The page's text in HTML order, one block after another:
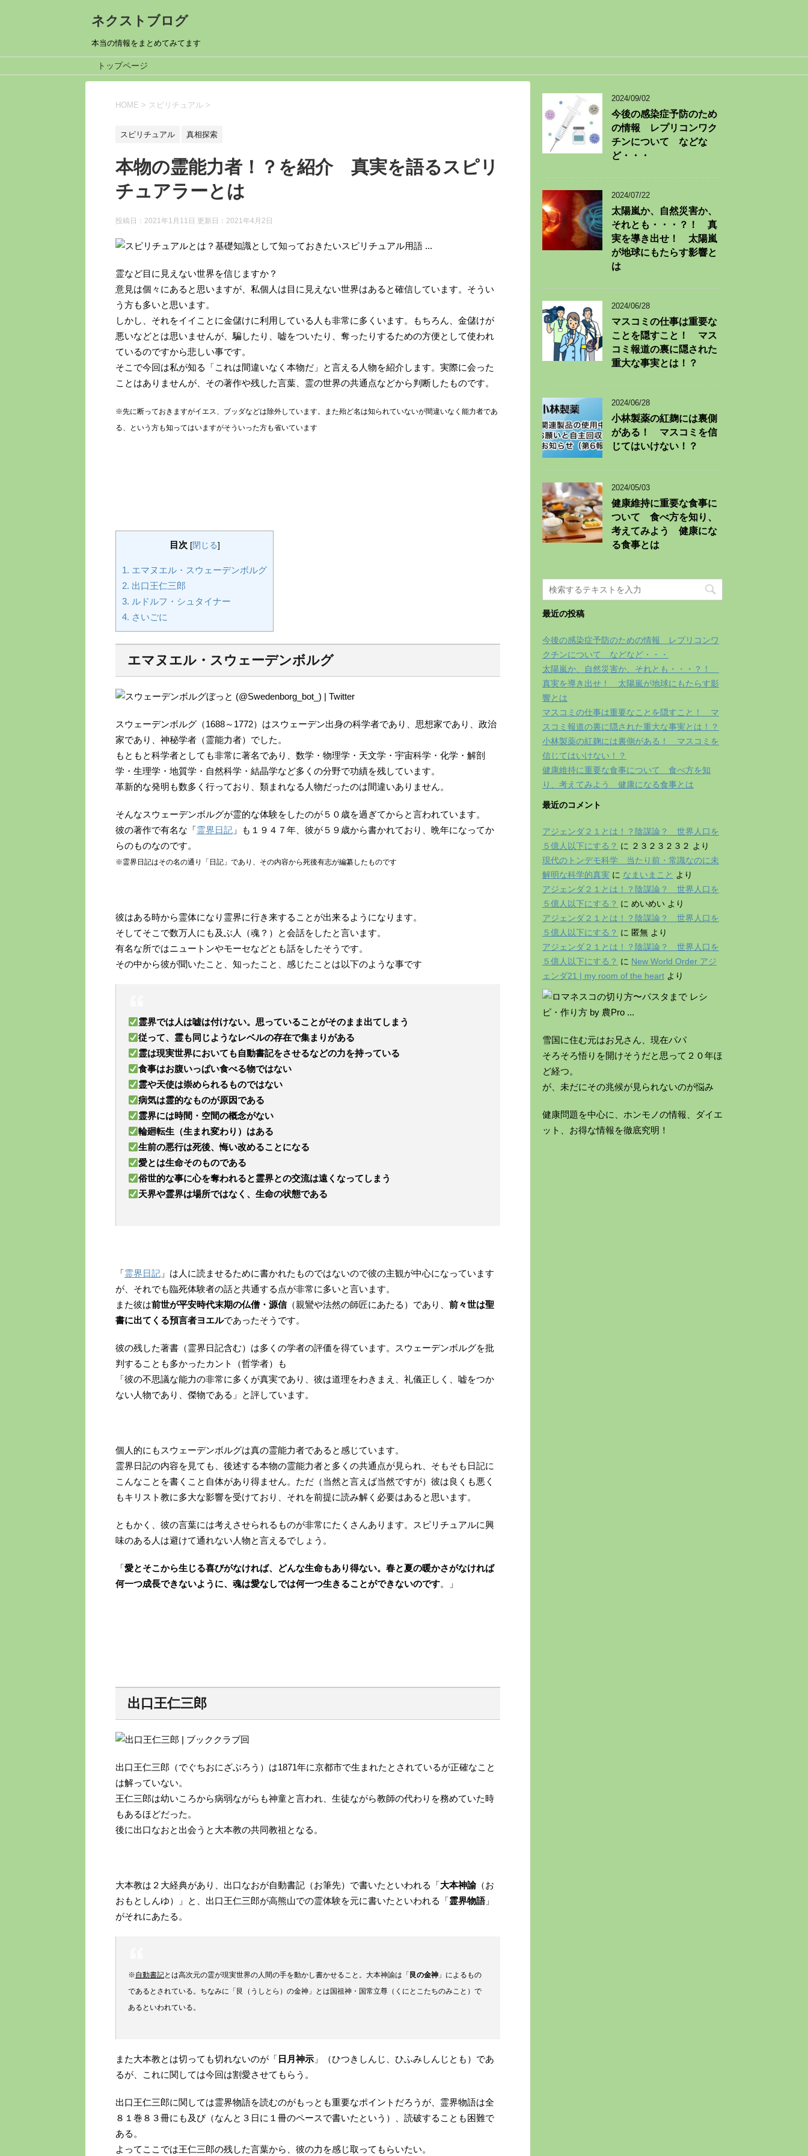
ネクストブログ
本当の情報をまとめてみてます
トップページ
HOME > スピリチュアル >
スピリチュアル 真相探索
本物の霊能力者！？を紹介 真実を語るスピリ
チュアラーとは
投稿日：2021年1月11日 更新日： 2021年4月2日
霊など目に見えない世界を信じますか？
意見は個々にあると思いますが、私個人は目に見えない世界はあると確信しています。そうい
う方も多いと思います。
しかし、それをイイことに金儲けに利用している人も非常に多くいます。もちろん、金儲けが
悪いなどとは思いませんが、騙したり、嘘をついたり、奪ったりするための方便として使われ
ているのですから悲しい事です。
そこで今回は私が知る「これは間違いなく本物だ」と言える人物を紹介します。実際に会った
ことはありませんが、その著作や残した言葉、霊の世界の共通点などから判断したものです。
※先に断っておきますがイエス、ブッダなどは除外しています。また殆ど名は知られていないが間違いなく能力者であ
る、という方も知ってはいますがそういった方も省いています
目次 [閉じる]
1. エマヌエル・スウェーデンボルグ
2. 出口王仁三郎
3. ルドルフ・シュタイナー
4. さいごに
エマヌエル・スウェーデンボルグ
スウェーデンボルグ（1688～1772）はスウェーデン出身の科学者であり、思想家であり、政治
家であり、神秘学者（霊能力者）でした。
もともと科学者としても非常に著名であり、数学・物理学・天文学・宇宙科学・化学・解剖
学・生理学・地質学・自然科学・結晶学など多くの分野で功績を残しています。
革新的な発明も数多く行っており、類まれなる人物だったのは間違いありません。
そんなスウェーデンボルグが霊的な体験をしたのが５０歳を過ぎてからと言われています。
彼の著作で有名な「霊界日記 」も１９４７年、彼が５９歳から書かれており、晩年になってか
らのものなのです。
※霊界日記はその名の通り「日記」であり、その内容から死後有志が編纂したものです
彼はある時から霊体になり霊界に行き来することが出来るようになります。
そしてそこで数万人にも及ぶ人（魂？）と会話をしたと言います。
有名な所ではニュートンやモーセなどとも話をしたそうです。
その中から彼が聞いたこと、知ったこと、感じたことは以下のような事です
霊界では人は嘘は付けない。思っていることがそのまま出てしまう
従って、霊も同じようなレベルの存在で集まりがある
霊は現実世界においても自動書記をさせるなどの力を持っている
食事はお腹いっぱい食べる物ではない
霊や天使は崇められるものではない
病気は霊的なものが原因である
霊界には時間・空間の概念がない
輪廻転生（生まれ変わり）はある
生前の悪行は死後、悔い改めることになる
愛とは生命そのものである
俗世的な事に心を奪われると霊界との交流は遠くなってしまう
天界や霊界は場所ではなく、生命の状態である
「霊界日記 」は人に読ませるために書かれたものではないので彼の主観が中心になっています
が、それでも臨死体験者の話と共通する点が非常に多いと言います。
また彼は前世が平安時代末期の仏僧・源信（親鸞や法然の師匠にあたる）であり、 前々世は聖
書に出てくる預言者ヨエルであったそうです。
彼の残した著書（霊界日記含む）は多くの学者の評価を得ています。スウェーデンボルグを批
判することも多かったカント（哲学者）も
「彼の不思議な能力の非常に多くが真実であり、彼は道理をわきまえ、礼儀正しく、嘘をつか
ない人物であり、傑物である」と評しています。
個人的にもスウェーデンボルグは真の霊能力者であると感じています。
霊界日記の内容を見ても、後述する本物の霊能力者と多くの共通点が見られ、そもそも日記に
こんなことを書くこと自体があり得ません。ただ（当然と言えば当然ですが）彼は良くも悪く
もキリスト教に多大な影響を受けており、それを前提に読み解く必要はあると思います。
ともかく、彼の言葉には考えさせられるものが非常にたくさんあります。スピリチュアルに興
味のある人は避けて通れない人物と言えるでしょう。
「愛とそこから生じる喜びがなければ、どんな生命もあり得ない。春と夏の暖かさがなければ
何一つ成長できないように、魂は愛なしでは何一つ生きることができないのです。」
出口王仁三郎
出口王仁三郎（でぐちおにざぶろう）は1871年に京都市で生まれたとされているが正確なこと
は解っていない。
王仁三郎は幼いころから病弱ながらも神童と言われ、生徒ながら教師の代わりを務めていた時
もあるほどだった。
後に出口なおと出会うと大本教の共同教祖となる。
大本教は２大経典があり、出口なおが自動書記（お筆先）で書いたといわれる「大本神諭（お
おもとしんゆ）」と、出口王仁三郎が高熊山での霊体験を元に書いたといわれる「霊界物語」
がそれにあたる。
※自動書記とは高次元の霊が現実世界の人間の手を動かし書かせること。大本神諭は「 艮の金神 」によるもの
であるとされている。ちなみに「艮（うしとら）の金神」とは国祖神・国常立尊（くにとこたちのみこと）で
あるといわれている。
また大本教とは切っても切れないのが「 日月神示 」（ひつきしんじ、ひふみしんじとも）であ
るが、これに関しては今回は割愛させてもらう。
出口王仁三郎に関しては霊界物語を読むのがもっとも重要なポイントだろうが、霊界物語は全
８１巻８３冊にも及び（なんと３日に１冊のペースで書いたという）、読破することも困難で
ある。
よってここでは王仁三郎の残した言葉から、彼の力を感じ取ってもらいたい。
2024/09/02
今後の感染症予防のため
の情報 レプリコンワク
チンについて などな
ど・・・
2024/07/22
太陽嵐か、自然災害か、
それとも・・・？！ 真
実を導き出せ！ 太陽嵐
が地球にもたらす影響と
は
2024/06/28
マスコミの仕事は重要な
ことを隠すこと！ マス
コミ報道の裏に隠された
重大な事実とは！？
2024/06/28
小林製薬の紅麹には裏側
がある！ マスコミを信
じてはいけない！？
2024/05/03
健康維持に重要な食事に
ついて 食べ方を知り、
考えてみよう 健康にな
る食事とは
最近の投稿
今後の感染症予防のための情報 レプリコンワ
クチンについて などなど・・・
太陽嵐か、自然災害か、それとも・・・？！
真実を導き出せ！ 太陽嵐が地球にもたらす影
響とは
マスコミの仕事は重要なことを隠すこと！ マ
スコミ報道の裏に隠された重大な事実とは！？
小林製薬の紅麹には裏側がある！ マスコミを
信じてはいけない！？
健康維持に重要な食事について 食べ方を知
り、考えてみよう 健康になる食事とは
最近のコメント
アジェンダ２１とは！？陰謀論？ 世界人口を
５億人以下にする？ に ２３２３２３２ より
現代のトンデモ科学 当たり前・常識なのに未
解明な科学的真実 に なまいまこと より
アジェンダ２１とは！？陰謀論？ 世界人口を
５億人以下にする？ に めいめい より
アジェンダ２１とは！？陰謀論？ 世界人口を
５億人以下にする？ に 匿無 より
アジェンダ２１とは！？陰謀論？ 世界人口を
５億人以下にする？ に New World Order アジ
ェンダ21 | my room of the heart より
雪国に住む元はお兄さん、現在パパ
そろそろ悟りを開けそうだと思って２０年ほ
ど経つ。
が、未だにその兆候が見られないのが悩み
健康問題を中心に、ホンモノの情報、ダイエ
ット、お得な情報を徹底究明！